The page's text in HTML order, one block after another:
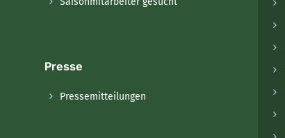
Presse
Pressemitteilungen